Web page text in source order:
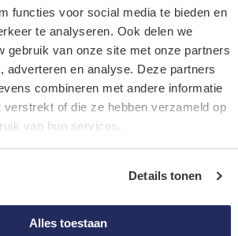
functies voor social media te bieden en
te analyseren. Ook delen we
gebruik van onze site met onze partners
adverteren en analyse. Deze partners
combineren met andere informatie
verstrekt of die ze hebben verzameld op
van hun services.
Details tonen
Alles toestaan
kinderen verhalen